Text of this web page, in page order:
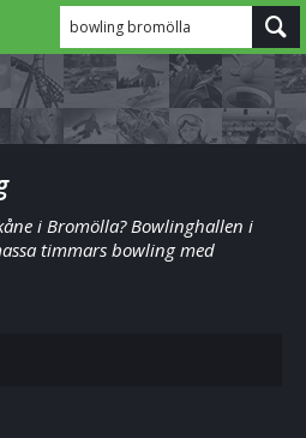
bowling bromölla
i Bromölla? Bowlinghallen i
timmars bowling med